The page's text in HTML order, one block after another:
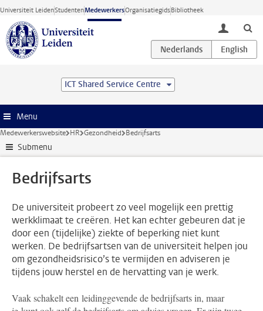
Ga direct naar de inhoud
Universiteit LeidenStudentenMedewerkersOrganisatiegidsBibliotheek
toggle
ICT Shared Service Centre
Menu
Medewerkerswebsite HR Gezondheid Bedrijfsarts
Submenu
Bedrijfsarts
De universiteit probeert zo veel mogelijk een prettig
werkklimaat te creëren. Het kan echter gebeuren dat je
door een (tijdelijke) ziekte of beperking niet kunt
werken. De bedrijfsartsen van de universiteit helpen jou
om gezondheidsrisico’s te vermijden en adviseren je
tijdens jouw herstel en de hervatting van je werk.
Vaak schakelt een leidinggevende de bedrijfsarts in, maar